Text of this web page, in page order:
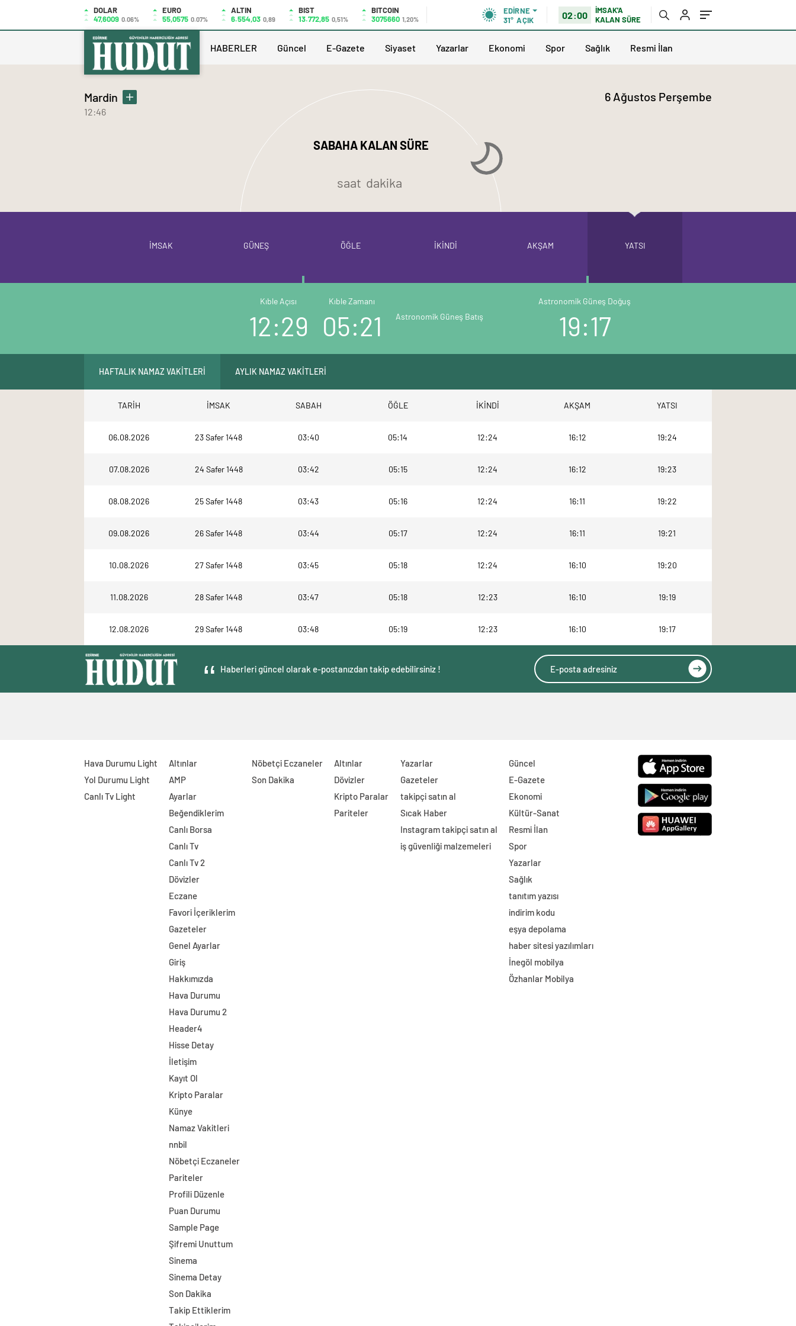
DOLAR
47,6009 0.06%
EURO
55,0575 0.07%
ALTIN
6.554,03 0,89
BIST
13.772,85 0,51%
BITCOIN
3075660 1,20%
EDIRNE
31° AÇIK 02:00
İMSAK'A
KALAN SÜRE
HABERLER Güncel E-Gazete Siyaset Yazarlar Ekonomi Spor Sağlık Resmi İlan
Mardin
12:46
SABAHA KALAN SÜRE
saat dakika
6 Ağustos Perşembe
İMSAK GÜNEŞ ÖĞLE İKİNDİ AKŞAM YATSI
Kıble Açısı
12:29
Kıble Zamanı
05:21
Astronomik Güneş Doğuş
19:17
Astronomik Güneş Batış
HAFTALIK NAMAZ VAKİTLERİ AYLIK NAMAZ VAKİTLERİ
TARİH İMSAK SABAH ÖĞLE İKİNDİ AKŞAM YATSI
06.08.2026 23 Safer 1448 03:40 05:14 12:24 16:12 19:24
07.08.2026 24 Safer 1448 03:42 05:15 12:24 16:12 19:23
08.08.2026 25 Safer 1448 03:43 05:16 12:24 16:11 19:22
09.08.2026 26 Safer 1448 03:44 05:17 12:24 16:11 19:21
10.08.2026 27 Safer 1448 03:45 05:18 12:24 16:10 19:20
11.08.2026 28 Safer 1448 03:47 05:18 12:23 16:10 19:19
12.08.2026 29 Safer 1448 03:48 05:19 12:23 16:10 19:17
Haberleri güncel olarak e-postanızdan takip edebilirsiniz !
Hava Durumu Light
Yol Durumu Light
Canlı Tv Light
Altınlar
AMP
Ayarlar
Beğendiklerim
Canlı Borsa
Canlı Tv
Canlı Tv 2
Dövizler
Eczane
Favori İçeriklerim
Gazeteler
Genel Ayarlar
Giriş
Hakkımızda
Hava Durumu
Hava Durumu 2
Header4
Hisse Detay
İletişim
Kayıt Ol
Kripto Paralar
Künye
Namaz Vakitleri
nnbil
Nöbetçi Eczaneler
Pariteler
Profili Düzenle
Puan Durumu
Sample Page
Şifremi Unuttum
Sinema
Sinema Detay
Son Dakika
Takip Ettiklerim
Nöbetçi Eczaneler
Son Dakika
Altınlar
Dövizler
Kripto Paralar
Pariteler
Yazarlar
Gazeteler
takipçi satın al
Sıcak Haber
Instagram takipçi satın al
iş güvenliği malzemeleri
Güncel
E-Gazete
Ekonomi
Kültür-Sanat
Resmi İlan
Spor
Yazarlar
Sağlık
tanıtım yazısı
indirim kodu
eşya depolama
haber sitesi yazılımları
İnegöl mobilya
Özhanlar Mobilya